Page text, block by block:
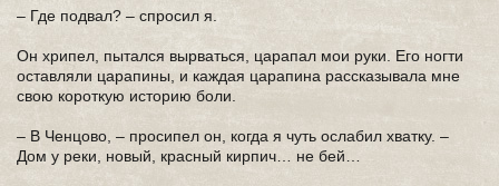
– Где подвал? – спросил я.
Он хрипел, пытался вырваться, царапал мои руки. Его ногти
оставляли царапины, и каждая царапина рассказывала мне
свою короткую историю боли.
– В Ченцово, – просипел он, когда я чуть ослабил хватку. –
Дом у реки, новый, красный кирпич… не бей…